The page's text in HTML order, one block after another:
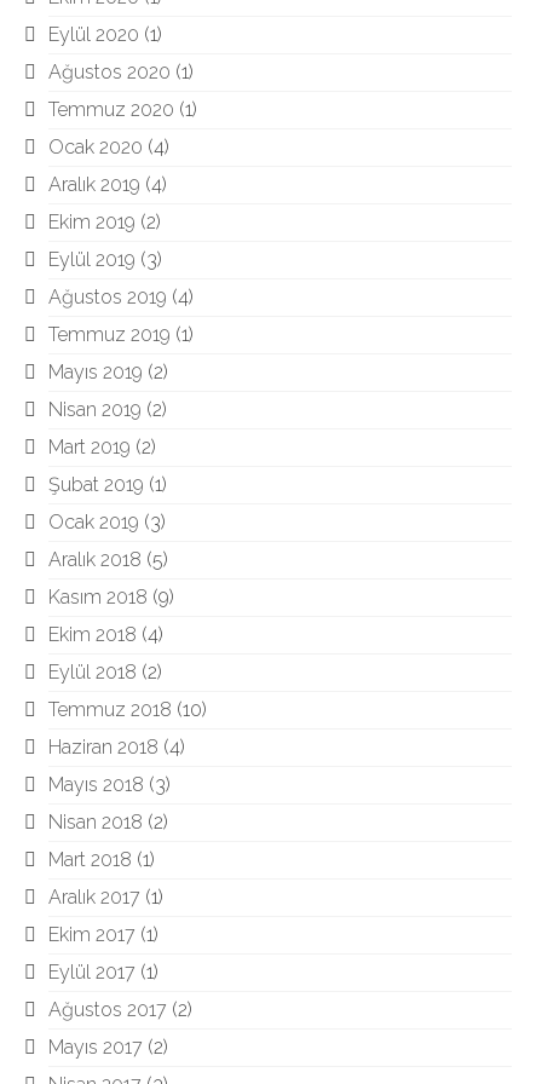
Eylül 2020 (1)
Ağustos 2020 (1)
Temmuz 2020 (1)
Ocak 2020 (4)
Aralık 2019 (4)
Ekim 2019 (2)
Eylül 2019 (3)
Ağustos 2019 (4)
Temmuz 2019 (1)
Mayıs 2019 (2)
Nisan 2019 (2)
Mart 2019 (2)
Şubat 2019 (1)
Ocak 2019 (3)
Aralık 2018 (5)
Kasım 2018 (9)
Ekim 2018 (4)
Eylül 2018 (2)
Temmuz 2018 (10)
Haziran 2018 (4)
Mayıs 2018 (3)
Nisan 2018 (2)
Mart 2018 (1)
Aralık 2017 (1)
Ekim 2017 (1)
Eylül 2017 (1)
Ağustos 2017 (2)
Mayıs 2017 (2)